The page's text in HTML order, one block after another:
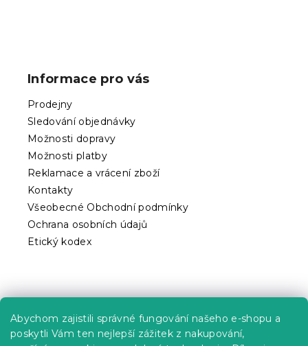
Abychom zajistili správné fungování našeho e-shopu a
poskytli Vám ten nejlepší zážitek z nakupování,
Informace pro vás
Prodejny
Sledování objednávky
Možnosti dopravy
Možnosti platby
Reklamace a vrácení zboží
Kontakty
Všeobecné Obchodní podmínky
Ochrana osobních údajů
Etický kodex
Kariéra